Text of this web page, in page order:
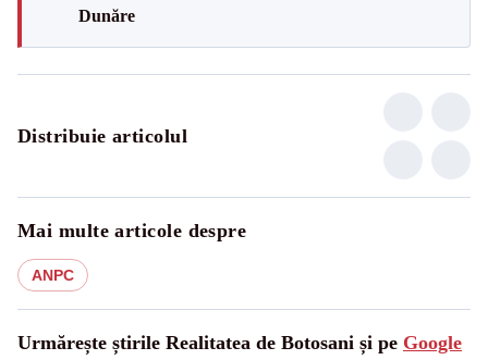
Dunăre
Distribuie articolul
Mai multe articole despre
ANPC
Urmărește știrile Realitatea de Botosani și pe Google